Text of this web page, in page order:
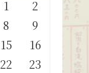
1
2
8
9
15
16
22
23